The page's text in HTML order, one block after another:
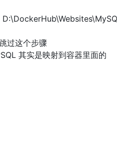
过这个步骤
其实是映射到容器里面的